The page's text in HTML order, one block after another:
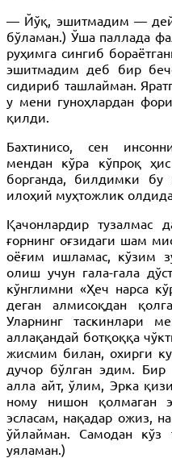
— Йўқ, эшитмадим —
бўламан.) Ўша паллада
руҳимга сингиб
эшитмадим деб бир
сидириб ташлайман.
у мени гуноҳлардан
қилди.
Бахтинисо, сен
мендан кўра кўпроқ
борганда, билдимки бу
илоҳий муҳтожлик
Қачонлардир тузалмас
ғорнинг оғзидаги шам
оёғим ишламас, кўзим
олиш учун гала-гала
кўнглимни «Ҳеч нарса
деган алмисоқдан
Уларнинг таскинлари
аллақандай ботқоққа
жисмим билан, охирги
дучор бўлган эдим. Бир
алла айт, ўлим, Эрка
ному нишон қолмаган
эсласам, нақадар ожиз,
ўйлайман. Самодан кўз
уяламан.)